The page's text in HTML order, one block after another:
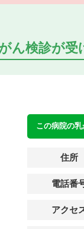
ん検診が受
この病院の乳
住所
電話番
アクセ